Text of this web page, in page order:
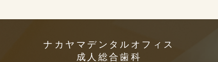
ナカヤマデンタルオフィス
成人総合歯科